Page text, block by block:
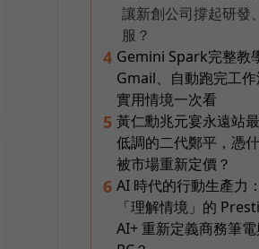
讓新創公司撐起研發
服？
4 Gemini Spark完整教
Gmail、自動跑完工
實用情境一次看
5 黃仁勳兆元宴永遠站
低調的二代鄭平，憑
被市場重新定價？
6 AI 時代的行動生產力
「理解情境」的
AI+ 重新定義商務筆